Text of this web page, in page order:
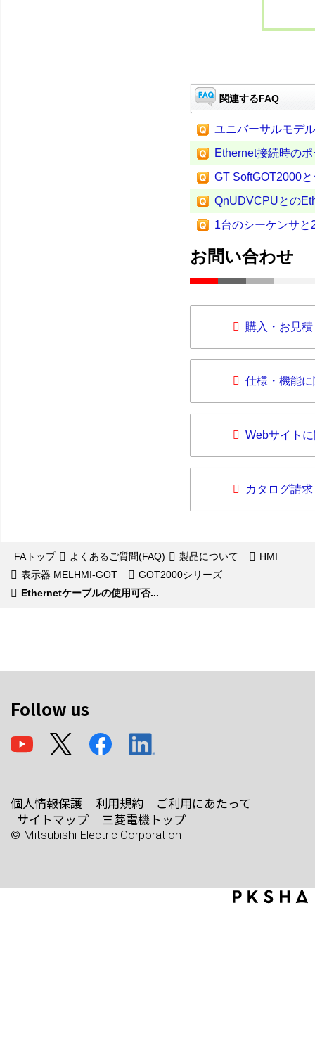
関連するFAQ
ユニバーサルモデ
Ethernet接続時の
GT SoftGOT2000
QnUDVCPUとの
1台のシーケンサ
お問い合わせ
購入・お見
仕様・機能
Webサイト
カタログ請求
FAトップ よくあるご質問(FAQ) 製品について
HMI
表示器 MELHMI-GOT
GOT2000シリーズ
Ethernetケーブルの使用可否...
Follow us
個人情報保護 利用規約
ご利用にあたって
サイトマップ
三菱電機トップ
© Mitsubishi Electric Corporation